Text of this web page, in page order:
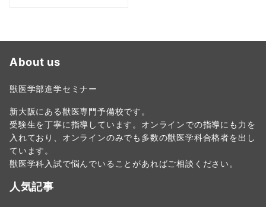
About us
獣医学部進学セミナー
新大阪にある獣医専門予備校です。
受験生を丁寧に指導しています。オンラインでの指導にも力を
入れており、オンラインのみでも多数の獣医学科合格者を出し
ています。
獣医学科入試で悩んでいることがあればご相談ください。
人気記事